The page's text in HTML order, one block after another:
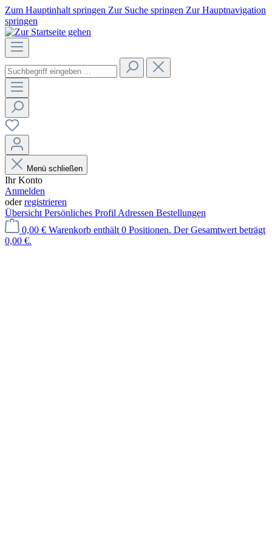
Zum Hauptinhalt springen Zur Suche springen Zur Hauptnavigation
springen
Menü schließen
Ihr Konto
Anmelden
oderregistrieren
Übersicht Persönliches Profil Adressen Bestellungen
0,00 € Warenkorb enthält 0 Positionen. Der Gesamtwert beträgt
0,00 €.